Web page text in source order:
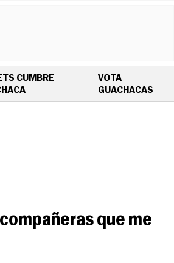
CUMBRE
OPENS IN NEW WINDOW
VOTA
GUACHACAS
que me